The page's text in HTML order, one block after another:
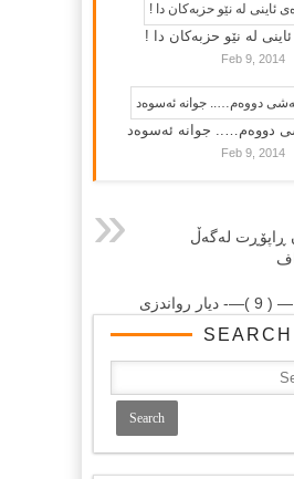
لە نێو حزبەکان دا !
Feb 9, 2014
دووەم….. جوانە ئەسوەد
Feb 9, 2014
ڕاپۆڕت له‌گه‌ڵ
SEARCH